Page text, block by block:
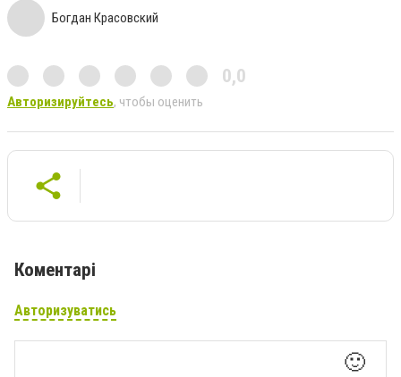
Богдан Красовский
0,0
Авторизируйтесь, чтобы оценить
Коментарі
Авторизуватись
🙂